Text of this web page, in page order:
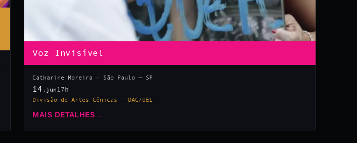
Voz Invisível
Catharine Moreira · São Paulo — SP
14 .jun 17h
Divisão de Artes Cênicas – DAC/UEL
MAIS DETALHES →